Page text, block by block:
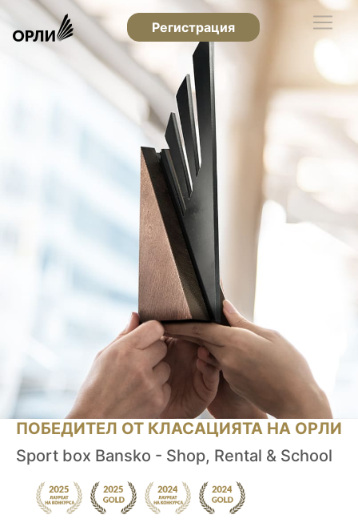
Регистрация
ПОБЕДИТЕЛ ОТ КЛАСАЦИЯТА НА ОРЛИ
Sport box Bansko - Shop, Rental & School